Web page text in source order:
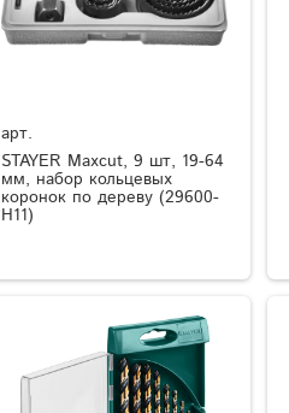
арт.
STAYER Maxcut, 9 шт, 19-64
мм, набор кольцевых
коронок по дереву (29600-
H11)